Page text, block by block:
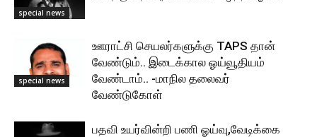
special news
special news
ஊராட்சி செயலர்களுக்கு TAPS தான்
வேண்டும்.. இடைக்கால ஓய்வூதியம்
வேண்டாம்.. -மாநில தலைவர்
வேண்டுகோள்
பதவி உயர்வின்றி பணி ஓய்வு,வேடிக்கை